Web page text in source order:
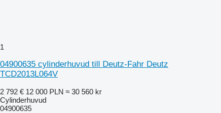
1
04900635 cylinderhuvud till Deutz-Fahr Deutz
TCD2013L064V
2 792 € 12 000 PLN ≈ 30 560 kr
Cylinderhuvud
04900635